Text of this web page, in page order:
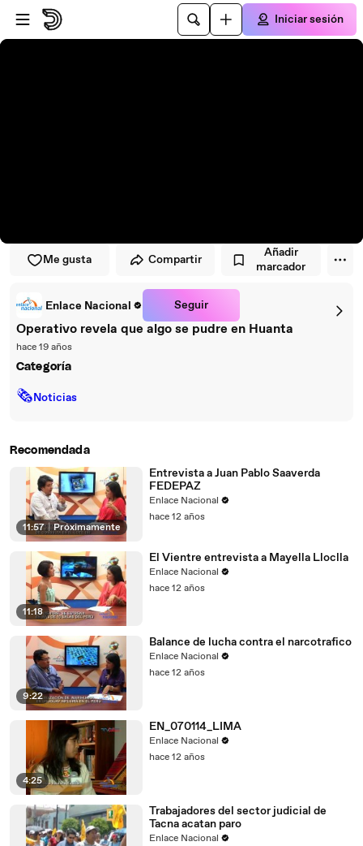
Saltar al reproductor
Saltar al contenido principal
Iniciar sesión
Me gusta Compartir
Añadir
marcador
Enlace Nacional Seguir
Operativo revela que algo se pudre en Huanta
hace 19 años
Categoría
🗞Noticias
Recomendada
11:57 | Próximamente
Entrevista a Juan Pablo Saaverda
FEDEPAZ
Enlace Nacional
hace 12 años
11:18
El Vientre entrevista a Mayella Lloclla
Enlace Nacional
hace 12 años
9:22
Balance de lucha contra el narcotrafico
Enlace Nacional
hace 12 años
4:25
EN_070114_LIMA
Enlace Nacional
hace 12 años
Trabajadores del sector judicial de
Tacna acatan paro
Enlace Nacional